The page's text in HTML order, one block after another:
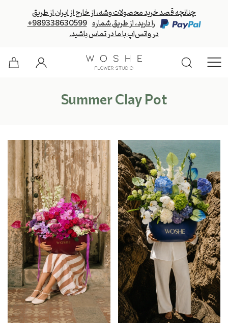
چنانچه قصد خرید محصولات وشه، از خارج از ایران از طریق
را دارید، از طریق شماره +989338630599
در واتس‌اپ با ما در تماس باشید.
Summer Clay Pot